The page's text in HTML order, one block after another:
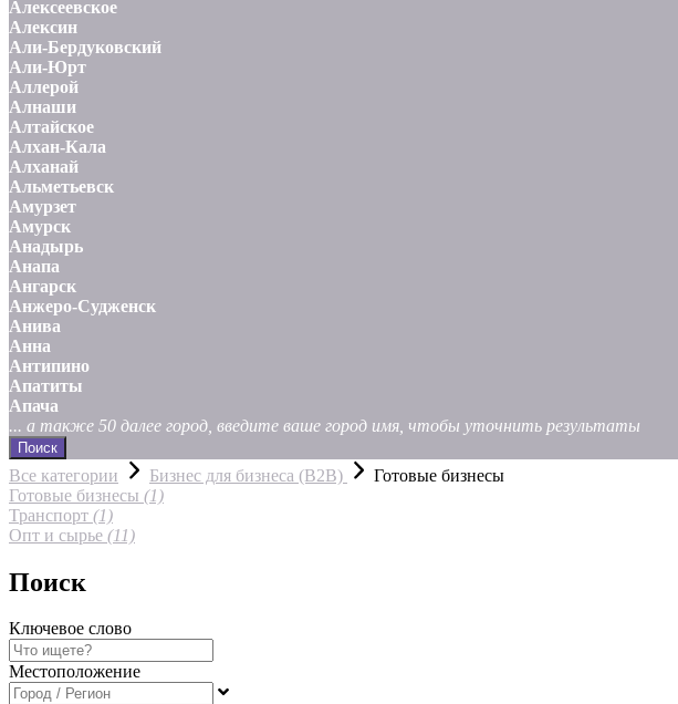
Алексеевское
Алексин
Али-Бердуковский
Али-Юрт
Аллерой
Алнаши
Алтайское
Алхан-Кала
Алханай
Альметьевск
Амурзет
Амурск
Анадырь
Анапа
Ангарск
Анжеро-Судженск
Анива
Анна
Антипино
Апатиты
Апача
... а также 50 далее город, введите ваше город имя, чтобы уточнить результаты
Поиск
Все категории Бизнес для бизнеса (B2B)
Готовые бизнесы
Готовые бизнесы (1)
Транспорт (1)
Опт и сырье (11)
Поиск
Ключевое слово
Местоположение